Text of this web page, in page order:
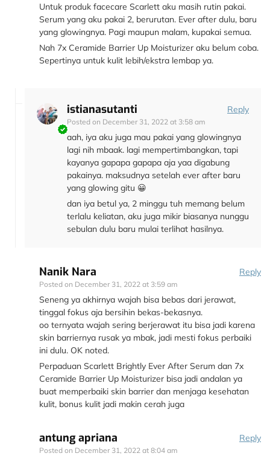
Untuk produk facecare Scarlett aku masih rutin pakai.
Serum yang aku pakai 2, berurutan. Ever after dulu, baru
yang glowingnya. Pagi maupun malam, kupakai semua.
Nah 7x Ceramide Barrier Up Moisturizer aku belum coba.
Sepertinya untuk kulit lebih/ekstra lembap ya.
istianasutanti
Posted on December 31, 2022 at 3:58 am
Reply
aah, iya aku juga mau pakai yang glowingnya
lagi nih mbaak. lagi mempertimbangkan, tapi
kayanya gapapa gapapa aja yaa digabung
pakainya. maksudnya setelah ever after baru
yang glowing gitu 😀
dan iya betul ya, 2 minggu tuh memang belum
terlalu keliatan, aku juga mikir biasanya nunggu
sebulan dulu baru mulai terlihat hasilnya.
Nanik Nara
Posted on December 31, 2022 at 3:59 am
Reply
Seneng ya akhirnya wajah bisa bebas dari jerawat,
tinggal fokus aja bersihin bekas-bekasnya.
oo ternyata wajah sering berjerawat itu bisa jadi karena
skin barriernya rusak ya mbak, jadi mesti fokus perbaiki
ini dulu. OK noted.
Perpaduan Scarlett Brightly Ever After Serum dan 7x
Ceramide Barrier Up Moisturizer bisa jadi andalan ya
buat memperbaiki skin barrier dan menjaga kesehatan
kulit, bonus kulit jadi makin cerah juga
antung apriana
Posted on December 31, 2022 at 8:04 am
Reply